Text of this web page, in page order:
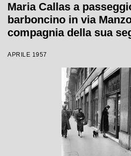
Maria Callas a
barboncino in via
compagnia della sua
APRILE 1957